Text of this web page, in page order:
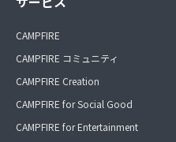
CAMPFIRE
CAMPFIRE コミュニティ
CAMPFIRE Creation
CAMPFIRE for Social Good
CAMPFIRE for Entertainment